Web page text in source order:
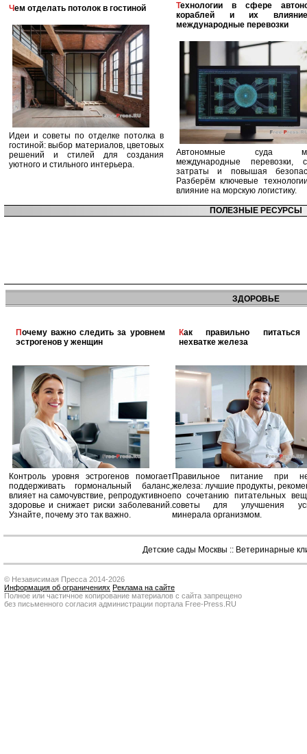
Чем отделать потолок в гостиной
Идеи и советы по отделке потолка в
гостиной: выбор материалов, цветовых
решений и стилей для создания
уютного и стильного интерьера.
Технологии в сфере автономных
кораблей и их
международные перевозки
Автономные суда
международные перевозки,
затраты и повышая
Разберём ключевые
влияние на морскую логистику.
ПОЛЕЗНЫЕ РЕСУРСЫ
ЗДОРОВЬЕ
Почему важно следить за уровнем
эстрогенов у женщин
Контроль уровня эстрогенов помогает
поддерживать гормональный баланс,
влияет на самочувствие, репродуктивное
здоровье и снижает риски заболеваний.
Узнайте, почему это так важно.
Как правильно питаться при
нехватке железа
Правильное питание при
железа: лучшие продукты,
по сочетанию питательных
советы для улучшения
минерала организмом.
Детские сады Москвы :: Ветеринарные
© Независимая Пресса 2014-2026
Информация об ограничениях Реклама на сайте
Полное или частичное копирование материалов с сайта запрещено
без письменного согласия администрации портала Free-Press.RU